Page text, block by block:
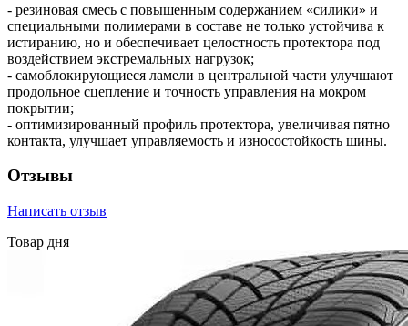
- резиновая смесь с повышенным содержанием «силики» и
специальными полимерами в составе не только устойчива к
истиранию, но и обеспечивает целостность протектора под
воздействием экстремальных нагрузок;
- самоблокирующиеся ламели в центральной части улучшают
продольное сцепление и точность управления на мокром
покрытии;
- оптимизированный профиль протектора, увеличивая пятно
контакта, улучшает управляемость и износостойкость шины.
Отзывы
Написать отзыв
Товар дня